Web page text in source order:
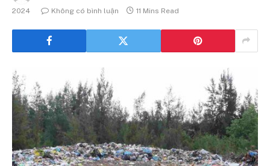
2024
Không có bình luận 11 Mins Read